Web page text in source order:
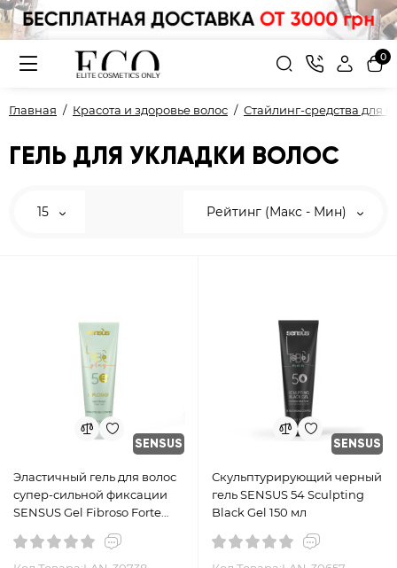
0
Главная Красота и здоровье волос Стайлинг-средства для
ГЕЛЬ ДЛЯ УКЛАДКИ ВОЛОС
15 Рейтинг (Макс - Мин)
SENSUS
Эластичный гель для волос
супер-сильной фиксации
SENSUS Gel Fibroso Forte
SENSUS
Скульптурирующий черный
гель SENSUS 54 Sculpting
Black Gel 150 мл